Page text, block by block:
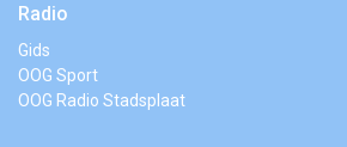
Radio
Gids
OOG Sport
OOG Radio Stadsplaat